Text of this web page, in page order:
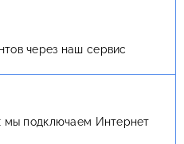
через наш сервис
мы подключаем Интернет